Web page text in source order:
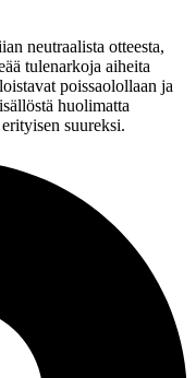
neutraalista otteesta,
tulenarkoja aiheita
poissaolollaan ja
huolimatta
suureksi.